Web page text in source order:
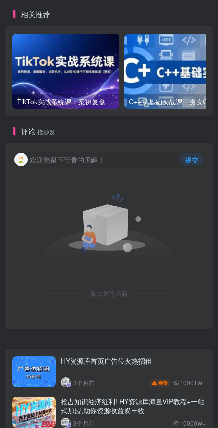
相关推荐
TikTok实战系统课，案例复盘、数据解析、运营执行，从0到1构建千万级电商体系（更新）
评论 抢沙发
欢迎您留下宝贵的见解！ 提交
暂无评论内容
HY资源库首页广告位火热招租
3个月前 免费 10001W+
抢占知识经济红利! HY资源库海量VIP教程+一站
式加盟,助你资源收益双丰收
3个月前 10000W+